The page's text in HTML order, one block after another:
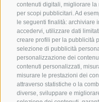
contenuti digitali, migliorare
per scopi pubblicitari. Ad
le seguenti finalità: archiviare
accedervi, utilizzare dati
creare profili per la pubblicità
selezione di pubblicità
personalizzazione dei
contenuti personalizzati,
misurare le prestazioni dei
attraverso statistiche o la
diverse, sviluppare e
+39 0472 765325/